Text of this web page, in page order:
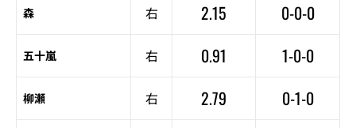
森 右 2.15 0-0-0
五十嵐 右 0.91 1-0-0
柳瀬 右 2.79 0-1-0